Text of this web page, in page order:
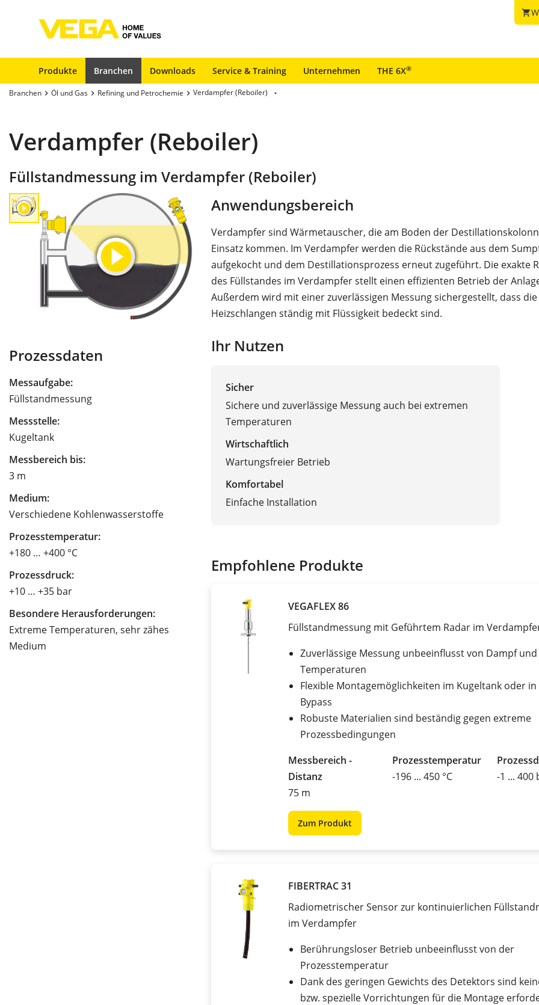
shopping_cart
Produkte Branchen Downloads Service & Training Unternehmen THE 6X®
Branchen Öl und Gas Refining und Petrochemie Verdampfer (Reboiler)
Verdampfer (Reboiler)
Füllstandmessung im Verdampfer (Reboiler)
Prozessdaten
Messaufgabe:
Füllstandmessung
Messstelle:
Kugeltank
Messbereich bis:
3 m
Medium:
Verschiedene Kohlenwasserstoffe
Prozesstemperatur:
+180 … +400 °C
Prozessdruck:
+10 … +35 bar
Besondere Herausforderungen:
Extreme Temperaturen, sehr zähes
Medium
Anwendungsbereich
Verdampfer sind Wärmetauscher, die am Boden der
Einsatz kommen. Im Verdampfer werden die Rückstände aus dem
aufgekocht und dem Destillationsprozess erneut zugeführt. Die exakte
des Füllstandes im Verdampfer stellt einen effizienten Betrieb der
Außerdem wird mit einer zuverlässigen Messung sichergestellt, dass die
Heizschlangen ständig mit Flüssigkeit bedeckt sind.
Ihr Nutzen
Sicher
Sichere und zuverlässige Messung auch bei extremen
Temperaturen
Wirtschaftlich
Wartungsfreier Betrieb
Komfortabel
Einfache Installation
Empfohlene Produkte
VEGAFLEX 86
Füllstandmessung mit Geführtem Radar im
Zuverlässige Messung unbeeinflusst von Dampf
Temperaturen
Flexible Montagemöglichkeiten im Kugeltank oder in
Bypass
Robuste Materialien sind beständig gegen extreme
Prozessbedingungen
Messbereich -
Distanz
75 m
Prozesstemperatur
-196 ... 450 °C
-1 ... 400
Zum Produkt
FIBERTRAC 31
Radiometrischer Sensor zur kontinuierlichen
im Verdampfer
Berührungsloser Betrieb unbeeinflusst von der
Prozesstemperatur
Dank des geringen Gewichts des Detektors sind
bzw. spezielle Vorrichtungen für die Montage